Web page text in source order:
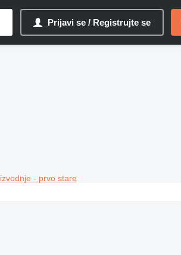
Prijavi se / Registrujte se
- prvo stare